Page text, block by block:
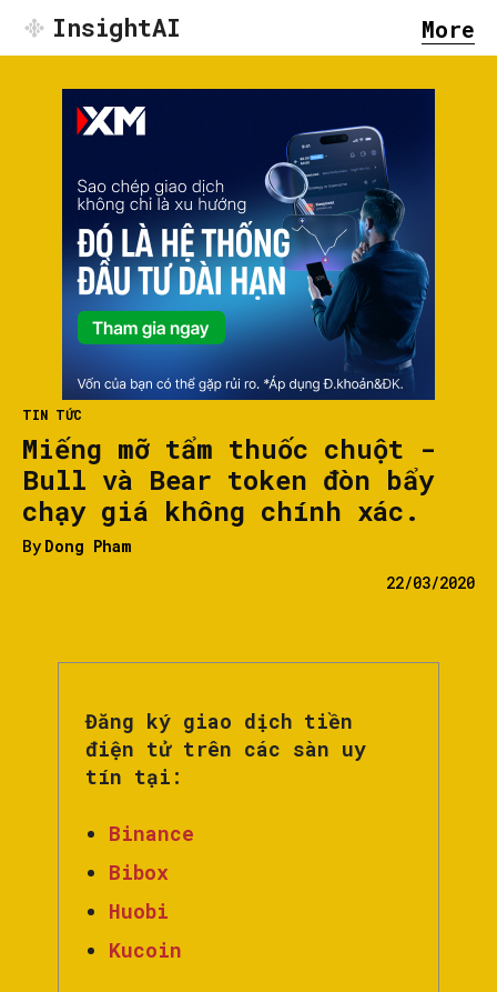
InsightAI More
TIN TỨC
Miếng mỡ tẩm thuốc chuột -
Bull và Bear token đòn bẩy
chạy giá không chính xác.
By Dong Pham
22/03/2020
Đăng ký giao dịch tiền
điện tử trên các sàn uy
tín tại:
Binance
Bibox
Huobi
Kucoin